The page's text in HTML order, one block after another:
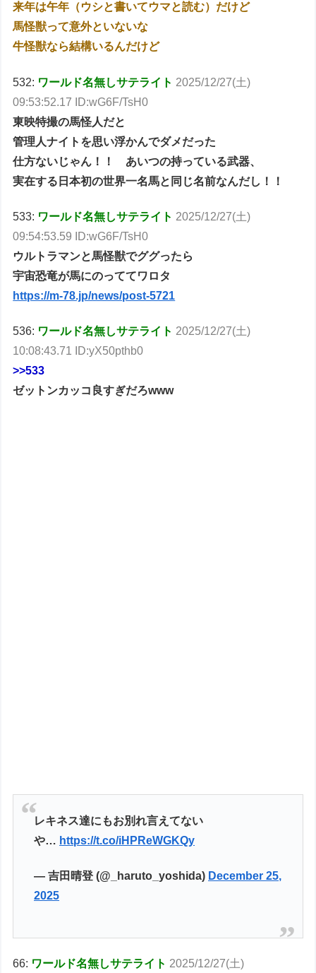
来年は午年（ウシと書いてウマと読む）だけど
馬怪獣って意外といないな
牛怪獣なら結構いるんだけど
532: ワールド名無しサテライト 2025/12/27(土)
09:53:52.17 ID:wG6F/TsH0
東映特撮の馬怪人だと
管理人ナイトを思い浮かんでダメだった
仕方ないじゃん！！ あいつの持っている武器、
実在する日本初の世界一名馬と同じ名前なんだし！！
533: ワールド名無しサテライト 2025/12/27(土)
09:54:53.59 ID:wG6F/TsH0
ウルトラマンと馬怪獣でググったら
宇宙恐竜が馬にのっててワロタ
https://m-78.jp/news/post-5721
536: ワールド名無しサテライト 2025/12/27(土)
10:08:43.71 ID:yX50pthb0
>>533
ゼットンカッコ良すぎだろwww
レキネス達にもお別れ言えてない
や… https://t.co/iHPReWGKQy
— 吉田晴登 (@_haruto_yoshida) December 25,
2025
66: ワールド名無しサテライト 2025/12/27(土)